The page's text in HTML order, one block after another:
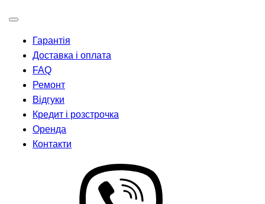
Гарантія
Доставка і оплата
FAQ
Ремонт
Відгуки
Кредит і розстрочка
Оренда
Контакти